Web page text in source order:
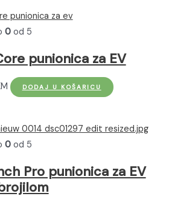
do
više
varijanti.
Opcije
se
mogu
odabrati
stranici
proizvoda
0od 5
punionica za EV
DODAJ U KOŠARICU
0od 5
Pro punionica za EV